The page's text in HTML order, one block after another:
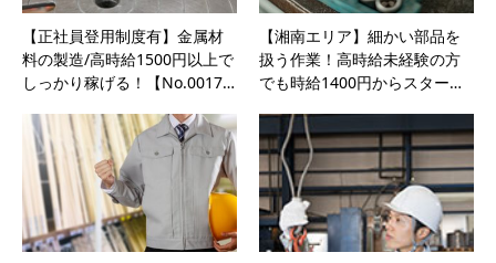
【正社員登用制度有】金属材
料の製造/高時給1500円以上で
しっかり稼げる！【No.0017…
【湘南エリア】細かい部品を
扱う作業！高時給未経験の方
でも時給1400円からスター…